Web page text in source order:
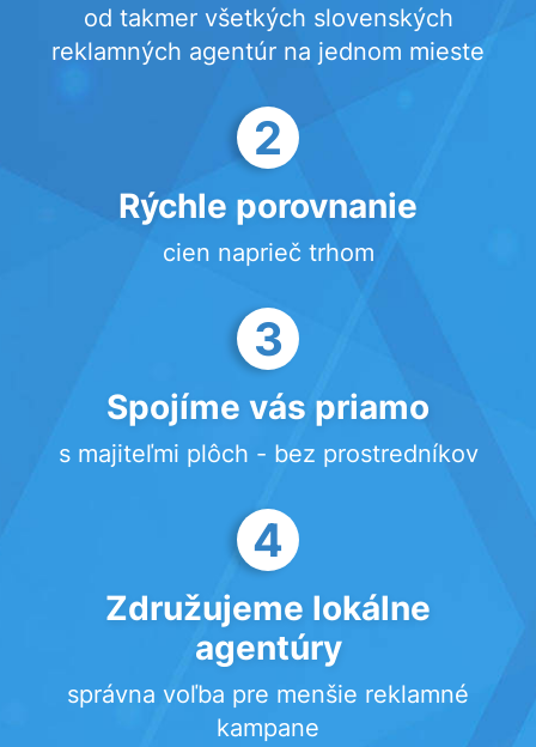
od takmer všetkých slovenských
reklamných agentúr na jednom mieste
2
Rýchle porovnanie
cien naprieč trhom
3
Spojíme vás priamo
s majiteľmi plôch - bez prostredníkov
4
Združujeme lokálne
agentúry
správna voľba pre menšie reklamné
kampane